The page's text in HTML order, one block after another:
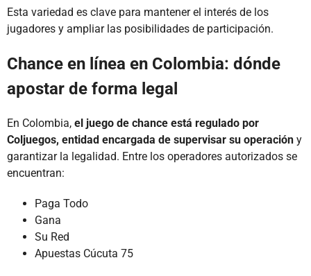
Esta variedad es clave para mantener el interés de los
jugadores y ampliar las posibilidades de participación.
Chance en línea en Colombia: dónde
apostar de forma legal
En Colombia, el juego de chance está regulado por
Coljuegos, entidad encargada de supervisar su operación y
garantizar la legalidad. Entre los operadores autorizados se
encuentran:
Paga Todo
Gana
Su Red
Apuestas Cúcuta 75